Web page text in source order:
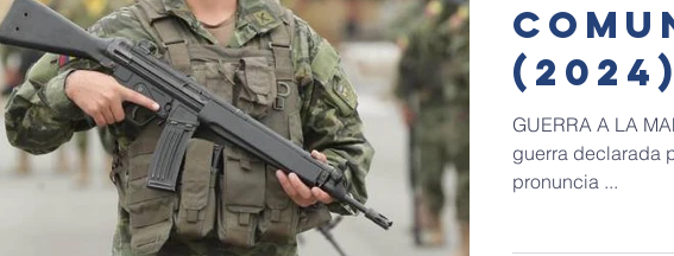
(2024)
GUERRA A LA
guerra declarada
pronuncia ...